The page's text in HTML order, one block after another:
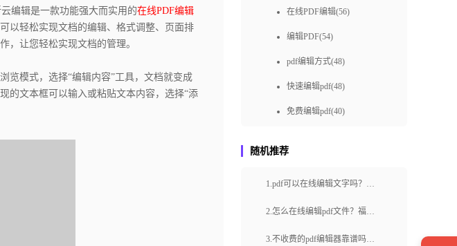
编辑是一款功能强大而实用的在线PDF编辑
以轻松实现文档的编辑、格式调整、页面排
，让您轻松实现文档的管理。
模式，选择“编辑内容”工具，文档就变成
的文本框可以输入或粘贴文本内容，选择“添
在线PDF编辑(56)
编辑PDF(54)
pdf编辑方式(48)
快速编辑pdf(48)
免费编辑pdf(40)
如何进行PDF在线编辑(36)
pdf编辑怎样做(34)
免费pdf编辑(31)
随机推荐
1.pdf可以在线编辑文字吗？pdf
在线编辑文字哪款软件方便？
2.怎么在线编辑pdf文件？福昕
云编辑是什么？
3.不收费的pdf编辑器靠谱吗？